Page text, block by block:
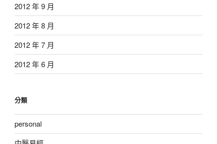
2012 年 9 月
2012 年 8 月
2012 年 7 月
2012 年 6 月
分類
personal